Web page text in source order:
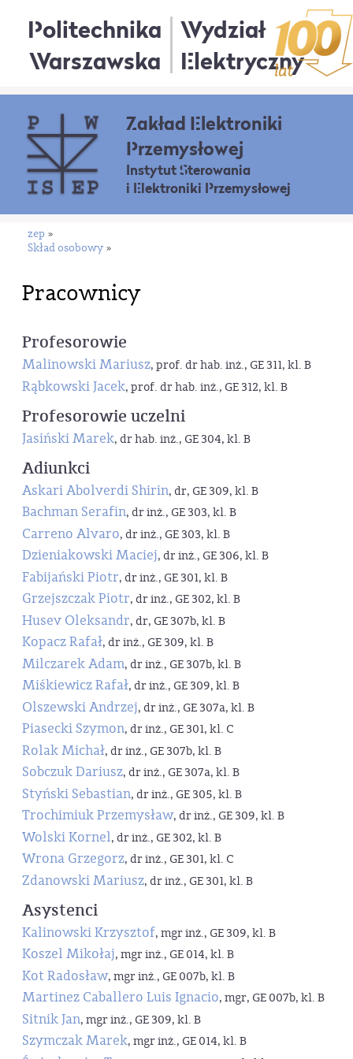
Politechnika
Warszawska
Wydział
Elektryczny
Zakład Elektroniki
Przemysłowej
Instytut Sterowania
i Elektroniki Przemysłowej
zep »
Skład osobowy »
Pracownicy
Profesorowie
Malinowski Mariusz, prof. dr hab. inż., GE 311, kl. B
Rąbkowski Jacek, prof. dr hab. inż., GE 312, kl. B
Profesorowie uczelni
Jasiński Marek, dr hab. inż., GE 304, kl. B
Adiunkci
Askari Abolverdi Shirin, dr, GE 309, kl. B
Bachman Serafin, dr inż., GE 303, kl. B
Carreno Alvaro, dr inż., GE 303, kl. B
Dzieniakowski Maciej, dr inż., GE 306, kl. B
Fabijański Piotr, dr inż., GE 301, kl. B
Grzejszczak Piotr, dr inż., GE 302, kl. B
Husev Oleksandr, dr, GE 307b, kl. B
Kopacz Rafał, dr inż., GE 309, kl. B
Milczarek Adam, dr inż., GE 307b, kl. B
Miśkiewicz Rafał, dr inż., GE 309, kl. B
Olszewski Andrzej, dr inż., GE 307a, kl. B
Piasecki Szymon, dr inż., GE 301, kl. C
Rolak Michał, dr inż., GE 307b, kl. B
Sobczuk Dariusz, dr inż., GE 307a, kl. B
Styński Sebastian, dr inż., GE 305, kl. B
Trochimiuk Przemysław, dr inż., GE 309, kl. B
Wolski Kornel, dr inż., GE 302, kl. B
Wrona Grzegorz, dr inż., GE 301, kl. C
Zdanowski Mariusz, dr inż., GE 301, kl. B
Asystenci
Kalinowski Krzysztof, mgr inż., GE 309, kl. B
Koszel Mikołaj, mgr inż., GE 014, kl. B
Kot Radosław, mgr inż., GE 007b, kl. B
Martinez Caballero Luis Ignacio, mgr, GE 007b, kl. B
Sitnik Jan, mgr inż., GE 309, kl. B
Szymczak Marek, mgr inż., GE 014, kl. B